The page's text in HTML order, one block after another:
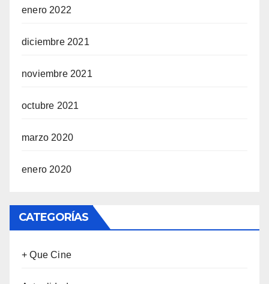
enero 2022
diciembre 2021
noviembre 2021
octubre 2021
marzo 2020
enero 2020
CATEGORÍAS
+ Que Cine